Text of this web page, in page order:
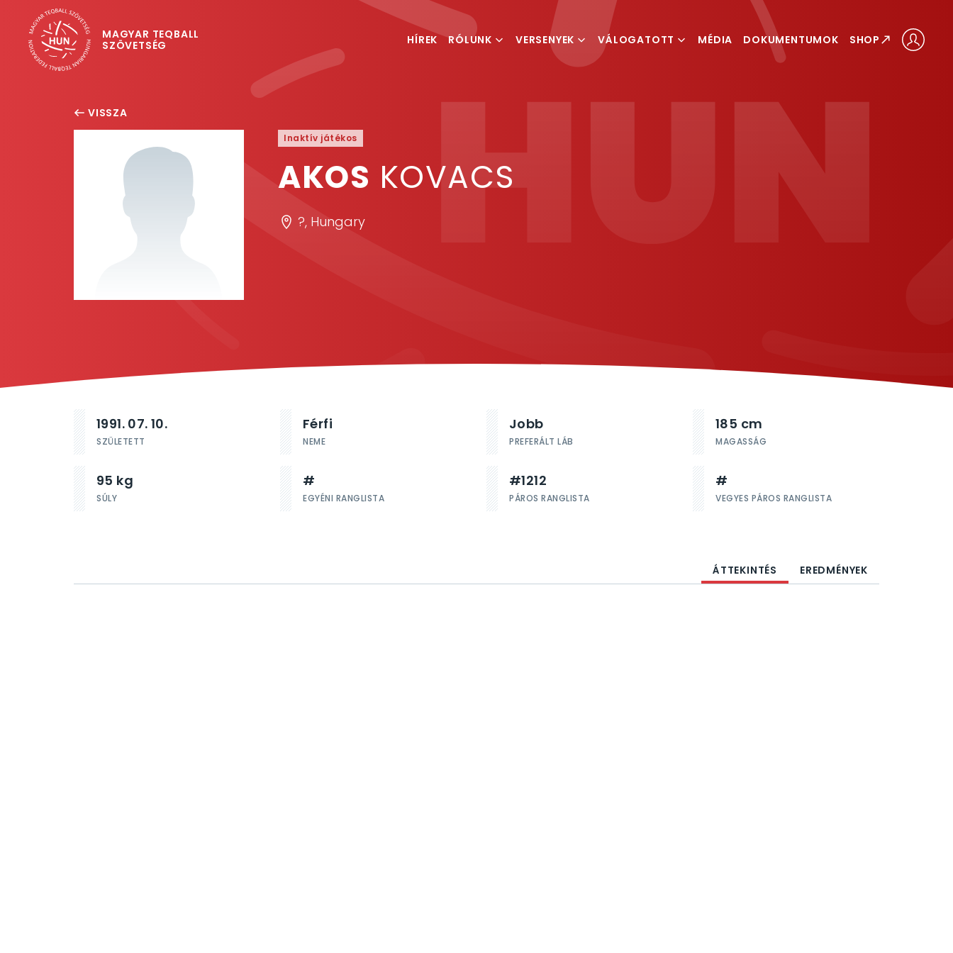
MAGYAR TEQBALL
SZÖVETSÉG
HÍREK RÓLUNK VERSENYEK VÁLOGATOTT MÉDIA DOKUMENTUMOK SHOP
VISSZA
Inaktív játékos
AKOS KOVACS
?, Hungary
1991. 07. 10.
SZÜLETETT
Férfi
NEME
Jobb
PREFERÁLT LÁB
185 cm
MAGASSÁG
95 kg
SÚLY
#
EGYÉNI RANGLISTA
#1212
PÁROS RANGLISTA
#
VEGYES PÁROS RANGLISTA
ÁTTEKINTÉS EREDMÉNYEK